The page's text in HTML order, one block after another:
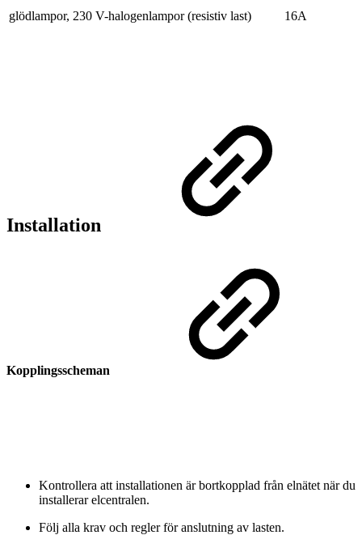
glödlampor, 230 V-halogenlampor (resistiv last) 16A
Installation
Kopplingsscheman
Kontrollera att installationen är bortkopplad från elnätet när du
installerar elcentralen.
Följ alla krav och regler för anslutning av lasten.